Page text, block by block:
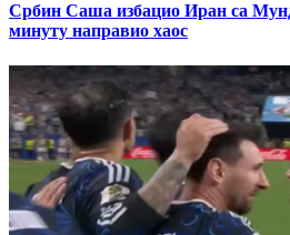
Србин Саша избацио Иран са
минуту направио хаос